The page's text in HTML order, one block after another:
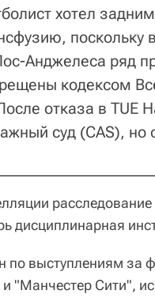
хотел
поскольку
Анджелеса ряд
кодексом
отказа в TUE
суд (CAS), но
дисциплинарная
по выступлениям за
и "Манчестер Сити",